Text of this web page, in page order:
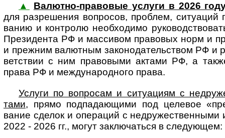
▲
Валютно-правовые услуги в 2026
для разре­шения воп­ро­сов, про­б­лем,
ва­нию и конт­ролю необ­хо­димо
Пре­зи­дента РФ и мас­си­вом пра­во­вых норм и
и преж­ним валют­ным за­ко­но­да­тель­ст­вом РФ и
вет­ст­вии с ним пра­во­выми актами РФ, а
права РФ и меж­ду­на­род­ного права.
Услуги по вопросам и ситуациям с
тами, прямо под­пада­ю­щими под целе­вое
вание сде­лок и опе­ра­ций с
2022 - 2026 гг., могут заклю­ча­ться в сле­дующем: